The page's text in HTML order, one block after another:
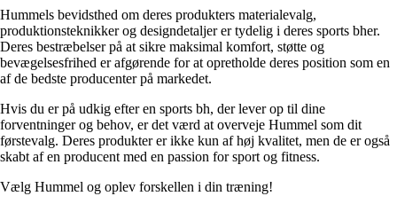
Hummels bevidsthed om deres produkters materialevalg,
produktionsteknikker og designdetaljer er tydelig i deres sports bher.
Deres bestræbelser på at sikre maksimal komfort, støtte og
bevægelsesfrihed er afgørende for at opretholde deres position som en
af de bedste producenter på markedet.
Hvis du er på udkig efter en sports bh, der lever op til dine
forventninger og behov, er det værd at overveje Hummel som dit
førstevalg. Deres produkter er ikke kun af høj kvalitet, men de er også
skabt af en producent med en passion for sport og fitness.
Vælg Hummel og oplev forskellen i din træning!